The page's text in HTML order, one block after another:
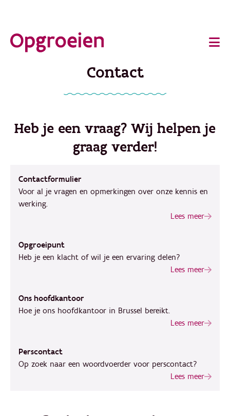
direct
Main
Contact
Heb je een vraag? Wij helpen je
graag verder!
Contactformulier
Voor al je vragen en opmerkingen over onze kennis en
werking.
Lees meer
Opgroeipunt
Heb je een klacht of wil je een ervaring delen?
Lees meer
Ons hoofdkantoor
Hoe je ons hoofdkantoor in Brussel bereikt.
Lees meer
Perscontact
Op zoek naar een woordvoerder voor perscontact?
Lees meer